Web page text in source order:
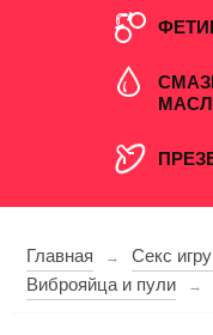
Главная → Секс
Виброяйца и пули →